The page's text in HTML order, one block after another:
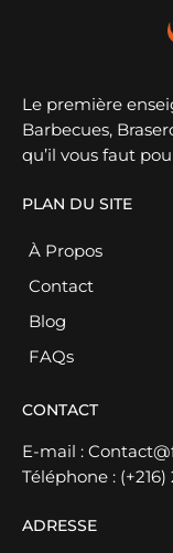
Le première
Barbecues,
qu’il vous faut
PLAN DU SITE
À Propos
Contact
Blog
FAQs
CONTACT
E-mail :
Téléphone :
ADRESSE